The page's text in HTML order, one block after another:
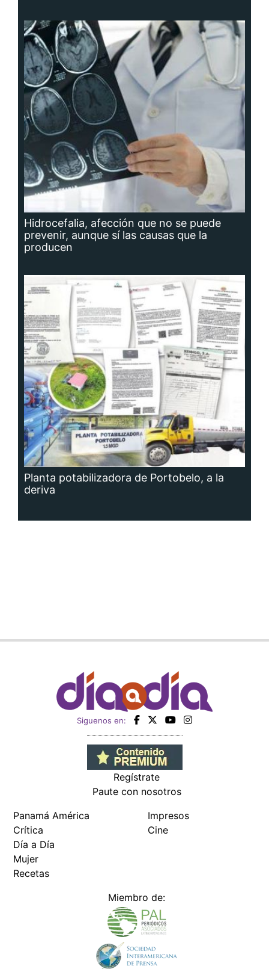
Hidrocefalia, afección que no se puede
prevenir, aunque sí las causas que la
producen
Planta potabilizadora de Portobelo, a la
deriva
Siguenos en:
Regístrate
Paute con nosotros
Panamá América
Crítica
Día a Día
Mujer
Recetas
Impresos
Cine
Miembro de: